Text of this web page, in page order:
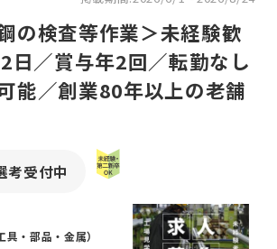
の検査等作業＞未経験歓
日／賞与年2回／転勤なし
能／創業80年以上の老舗
考受付中
具・部品・金属）